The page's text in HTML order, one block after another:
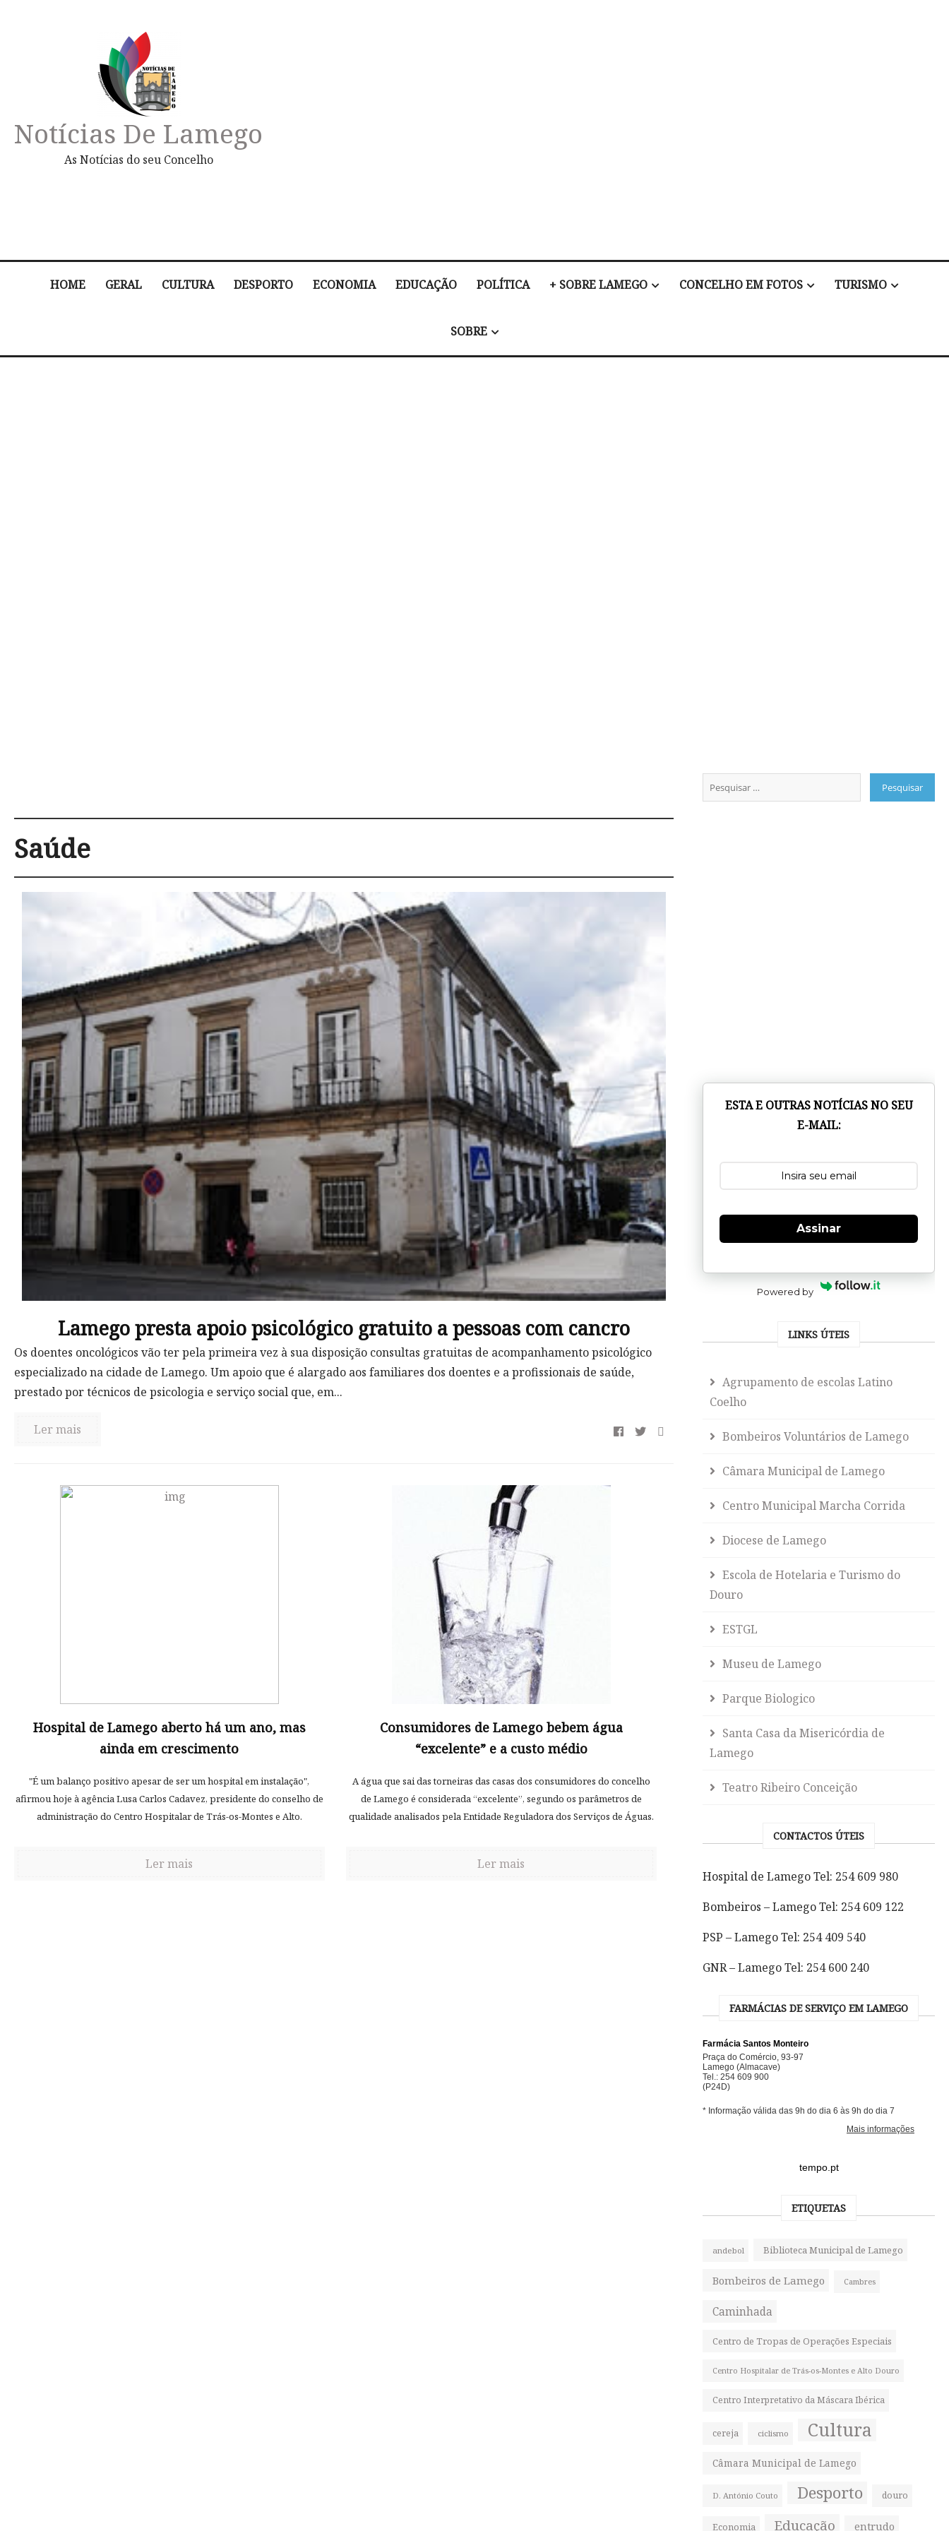
Notícias De Lamego
As Notícias do seu Concelho
HOME GERAL CULTURA DESPORTO ECONOMIA EDUCAÇÃO POLÍTICA + SOBRE LAMEGO CONCELHO EM FOTOS TURISMO
SOBRE
Saúde
Lamego presta apoio psicológico gratuito a pessoas com cancro
Os doentes oncológicos vão ter pela primeira vez à sua disposição consultas gratuitas de acompanhamento psicológico
especializado na cidade de Lamego. Um apoio que é alargado aos familiares dos doentes e a profissionais de saúde,
prestado por técnicos de psicologia e serviço social que, em...
Ler mais
Hospital de Lamego aberto há um ano, mas
ainda em crescimento
"É um balanço positivo apesar de ser um hospital em instalação",
afirmou hoje à agência Lusa Carlos Cadavez, presidente do conselho de
administração do Centro Hospitalar de Trás-os-Montes e Alto.
Ler mais
Consumidores de Lamego bebem água
“excelente” e a custo médio
A água que sai das torneiras das casas dos consumidores do concelho
de Lamego é considerada “excelente”, segundo os parâmetros de
qualidade analisados pela Entidade Reguladora dos Serviços de Águas.
Ler mais
ESTA E OUTRAS NOTÍCIAS NO SEU
E-MAIL:
Assinar
Powered by
LINKS ÚTEIS
Agrupamento de escolas Latino
Coelho
Bombeiros Voluntários de Lamego
Câmara Municipal de Lamego
Centro Municipal Marcha Corrida
Diocese de Lamego
Escola de Hotelaria e Turismo do
Douro
ESTGL
Museu de Lamego
Parque Biologico
Santa Casa da Misericórdia de
Lamego
Teatro Ribeiro Conceição
CONTACTOS ÚTEIS
Hospital de Lamego Tel: 254 609 980
Bombeiros – Lamego Tel: 254 609 122
PSP – Lamego Tel: 254 409 540
GNR – Lamego Tel: 254 600 240
FARMÁCIAS DE SERVIÇO EM LAMEGO
tempo.pt
ETIQUETAS
andebol Biblioteca Municipal de Lamego
Bombeiros de Lamego Cambres
Caminhada
Centro de Tropas de Operações Especiais
Centro Hospitalar de Trás-os-Montes e Alto Douro
Centro Interpretativo da Máscara Ibérica
cereja ciclismo Cultura
Câmara Municipal de Lamego
D. António Couto Desporto douro
Economia Educação entrudo